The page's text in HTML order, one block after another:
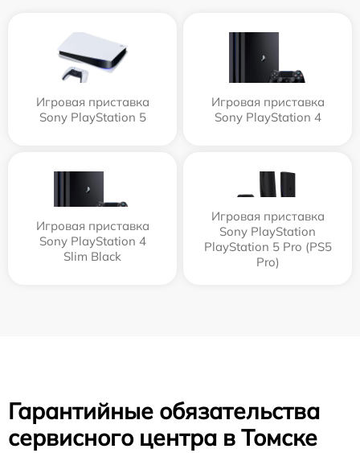
Игровая приставка
Sony PlayStation 5
Игровая приставка
Sony PlayStation 4
Игровая приставка
Sony PlayStation 4
Slim Black
Игровая приставка
Sony PlayStation
PlayStation 5 Pro (PS5
Pro)
Гарантийные обязательства
сервисного центра в Томске